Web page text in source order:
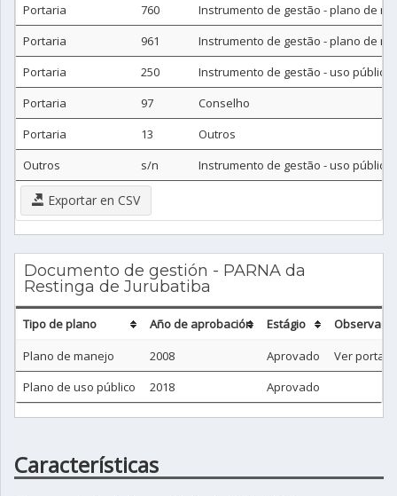
Portaria
760
Instrumento de gestão - plano de
Portaria
961
Instrumento de gestão - plano de
Portaria
250
Instrumento de gestão - uso público
Portaria
97
Conselho
Portaria
13
Outros
Outros
s/n Instrumento de gestão - uso público
Exportar en CSV
Documento de gestión - PARNA da
Restinga de Jurubatiba
Tipo de plano Año de aprobación Estágio
Plano de manejo
2008 Aprovado
Ver
Plano de uso público
2018 Aprovado
Características